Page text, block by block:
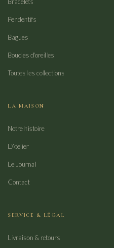
Pendentifs
Bagues
Boucles d'oreilles
Toutes les collections
LA MAISON
Notre histoire
L'Atelier
Le Journal
Contact
SERVICE & LÉGAL
Livraison & retours